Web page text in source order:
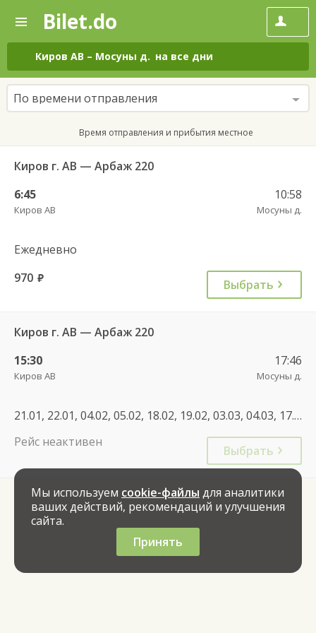
—
Поиск
и
покупка
билетов
на
автобус
онлайн
Bilet.do
Киров АВ – Мосуны д. на все дни
По времени отправления
Время отправления и прибытия местное
Киров г. АВ — Арбаж 220
6:45
Киров АВ
10:58
Мосуны д.
Ежедневно
970 руб. Выбрать
Киров г. АВ — Арбаж 220
15:30
Киров АВ
17:46
Мосуны д.
21.01, 22.01, 04.02, 05.02, 18.02, 19.02, 03.03, 04.03, 17.03, 18.03, 31.03, 01.04, 14.04, 15.04, 28.04, 29.04, 12.05, 13.05, 26.05, 27.05, 09.06, 10.06, 23.06, 24.06, 07.07, 08.07, 21.07, 22.07, 04.08, 05.08, 18.08, 19.08, 01.09, 02.09, 15.09, 16.09, 29.09, 30.09, 13.10, 14.10, 27.10, 28.10, 10.11, 11.11, 24.11, 25.11, 08.12, 09.12, 22.12, 23.12
Рейс неактивен
Выбрать
Мы используем cookie-файлы для аналитики
ваших действий, рекомендаций и улучшения
сайта.
Принять